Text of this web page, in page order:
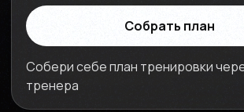
Собрать план
Собери себе план тренировки
тренера